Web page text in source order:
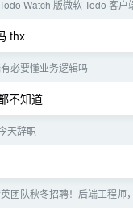
Watch 版微软 Todo 客户
thx
必要懂业务逻辑吗
不知道
天辞职
团队秋冬招聘！后端工程师